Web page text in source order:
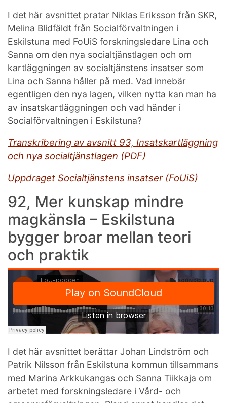
I det här avsnittet pratar Niklas Eriksson från SKR,
Melina Blidfäldt från Socialförvaltningen i
Eskilstuna med FoUiS forskningsledare Lina och
Sanna om den nya socialtjänstlagen och om
kartläggningen av socialtjänstens insatser som
Lina och Sanna håller på med. Vad innebär
egentligen den nya lagen, vilken nytta kan man ha
av insatskartläggningen och vad händer i
Socialförvaltningen i Eskilstuna?
Transkribering av avsnitt 93, Insatskartläggning
och nya socialtjänstlagen (PDF)
Uppdraget Socialtjänstens insatser (FoUiS)
92, Mer kunskap mindre
magkänsla – Eskilstuna
bygger broar mellan teori
och praktik
I det här avsnittet berättar Johan Lindström och
Patrik Nilsson från Eskilstuna kommun tillsammans
med Marina Arkkukangas och Sanna Tiikkaja om
arbetet med forskningsledare i Vård- och